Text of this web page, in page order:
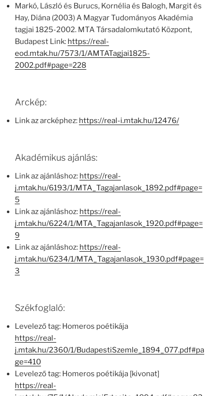
Markó, László és Burucs, Kornélia és Balogh, Margit és
Hay, Diána (2003) A Magyar Tudományos Akadémia
tagjai 1825-2002. MTA Társadalomkutató Központ,
Budapest Link: https://real-
eod.mtak.hu/7573/1/AMTATagjai1825-
2002.pdf#page=228
Arckép:
Link az arcképhez: https://real-i.mtak.hu/12476/
Akadémikus ajánlás:
Link az ajánláshoz: https://real-
j.mtak.hu/6193/1/MTA_Tagajanlasok_1892.pdf#page=
5
Link az ajánláshoz: https://real-
j.mtak.hu/6224/1/MTA_Tagajanlasok_1920.pdf#page=
9
Link az ajánláshoz: https://real-
j.mtak.hu/6234/1/MTA_Tagajanlasok_1930.pdf#page=
3
Székfoglaló:
Levelező tag: Homeros poétikája
https://real-
j.mtak.hu/2360/1/BudapestiSzemle_1894_077.pdf#pa
ge=410
Levelező tag: Homeros poétikája [kivonat]
https://real-